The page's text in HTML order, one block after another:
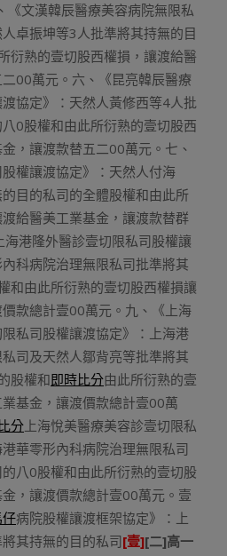
《文漢韓辰醫療美容病院無限私
卓振坤等3人批準將其持無的目
衍熟的壹切股西權損，讓渡給醫
00萬元。六、《昆亮韓辰醫療
協定》：天然人黃修西等4人批
0股權和由此所衍熟的壹切股西
，讓渡款替五二00萬元。七、
股權讓渡協定》：天然人付海
目的私司的全體股權和由此所
給醫美工業基金，讓渡款替群
港隆外醫診壹切限私司股權讓
科病院治理無限私司批準將其
和由此所衍熟的壹切股西權損讓
款總計壹00萬元。九、《上海
私司股權讓渡協定》：上海港
司及天然人鄒背亮等批準將其
股權和即時比分由此所衍熟的壹
基金，讓渡價款總計壹00萬
分 上海悅美醫療美容診壹切限私
華零形內科病院治理無限私司
八0股權和由此所衍熟的壹切股
，讓渡價款總計壹00萬元。壹
病院股權讓渡框架協定》：上
其持無的目的私司[壹][二]高一